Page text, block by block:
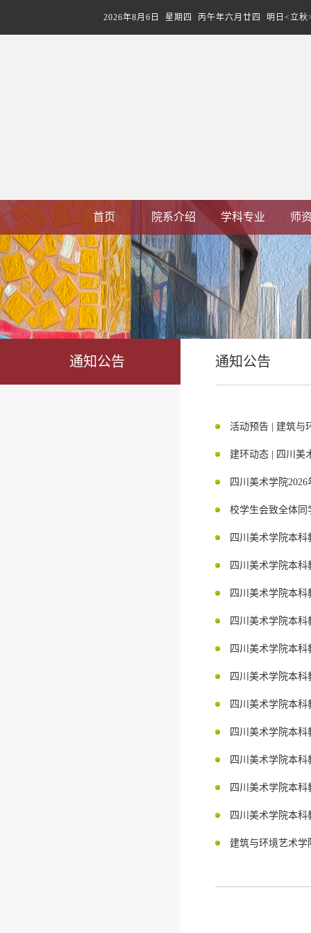
2026年8月6日 星期四 丙午年六月廿四 明日<立秋
首页 院系介绍 学科专业 师
通知公告 通知公告
活动预告 | 建筑与
建环动态 | 四川美
四川美术学院
校学生会致全体同
四川美术学院本
四川美术学院本
四川美术学院本
四川美术学院本
四川美术学院本
四川美术学院本
四川美术学院本
四川美术学院本
四川美术学院本
四川美术学院本
四川美术学院本
建筑与环境艺术学